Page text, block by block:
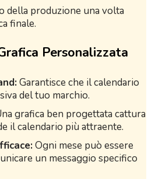
della produzione una volta
finale.
Personalizzata
Garantisce che il calendario
del tuo marchio.
grafica ben progettata cattura
il calendario più attraente.
Ogni mese può essere
un messaggio specifico